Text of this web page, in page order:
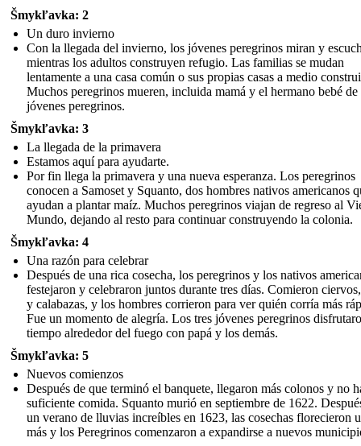
Šmykľavka: 2
Un duro invierno
Con la llegada del invierno, los jóvenes peregrinos miran y
mientras los adultos construyen refugio. Las familias se mudan
lentamente a una casa común o sus propias casas a medio
Muchos peregrinos mueren, incluida mamá y el hermano bebé de
jóvenes peregrinos.
Šmykľavka: 3
La llegada de la primavera
Estamos aquí para ayudarte.
Por fin llega la primavera y una nueva esperanza. Los peregrinos
conocen a Samoset y Squanto, dos hombres nativos americanos
ayudan a plantar maíz. Muchos peregrinos viajan de regreso al
Mundo, dejando al resto para continuar construyendo la colonia.
Šmykľavka: 4
Una razón para celebrar
Después de una rica cosecha, los peregrinos y los nativos
festejaron y celebraron juntos durante tres días. Comieron
y calabazas, y los hombres corrieron para ver quién corría más
Fue un momento de alegría. Los tres jóvenes peregrinos
tiempo alrededor del fuego con papá y los demás.
Šmykľavka: 5
Nuevos comienzos
Después de que terminó el banquete, llegaron más colonos y no
suficiente comida. Squanto murió en septiembre de 1622.
un verano de lluvias increíbles en 1623, las cosechas florecieron
más y los Peregrinos comenzaron a expandirse a nuevos